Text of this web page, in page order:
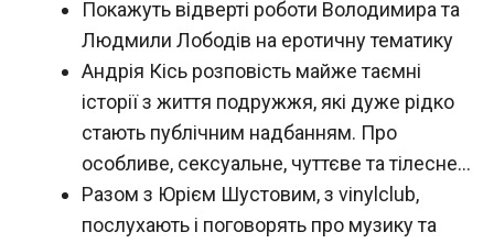
Покажуть відверті роботи Володимира та
Людмили Лободів на еротичну тематику
Андрія Кісь розповість майже таємні
історії з життя подружжя, які дуже рідко
стають публічним надбанням. Про
особливе, сексуальне, чуттєве та тілесне…
Разом з Юрієм Шустовим, з vinylclub,
послухають і поговорять про музику та